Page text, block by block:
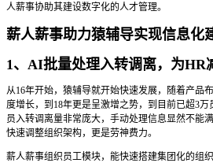
人薪事协助其建设数字化的人才管理。
薪人薪事助力猿辅导实现信息化
1、AI批量处理入转调离，为HR
从16年开始，猿辅导就开始快速发展，随着产品
度增长，到18年更是呈激增之势，到目前已超3
员入转调离量非常庞大，手动处理信息显然不能
快速调整组织架构，更是劳神费力。
薪人薪事组织员工模块，能快速搭建集团化的组